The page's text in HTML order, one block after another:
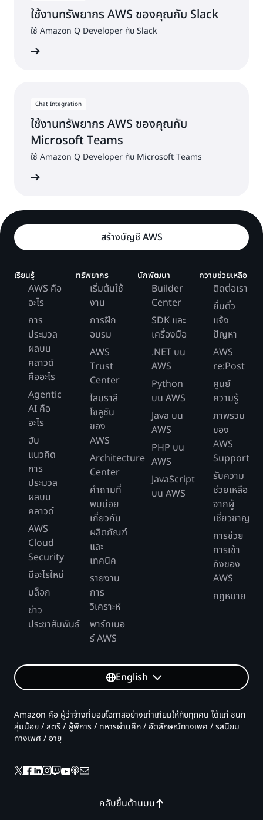
ใช้งานทรัพยากร AWS ของคุณกับ Slack
ใช้ Amazon Q Developer กับ Slack
Chat Integration
ใช้งานทรัพยากร AWS ของคุณกับ
Microsoft Teams
ใช้ Amazon Q Developer กับ Microsoft Teams
สร้างบัญชี AWS
เรียนรู้
AWS คือ
อะไร
การ
ประมวล
ผลบน
คลาวด์
คืออะไร
Agentic
AI คือ
อะไร
ฮับ
แนวคิด
การ
ประมวล
ผลบน
คลาวด์
AWS
Cloud
Security
มีอะไรใหม่
บล็อก
ข่าว
ประชาสัมพันธ์
ทรัพยากร
เริ่มต้นใช้
งาน
การฝึก
อบรม
AWS
Trust
Center
ไลบราลี
โซลูชัน
ของ
AWS
Architecture
Center
คำถามที่
พบบ่อย
เกี่ยวกับ
ผลิตภัณฑ์
และ
เทคนิค
รายงาน
การ
วิเคราะห์
พาร์ทเนอ
ร์ AWS
นักพัฒนา
Builder
Center
SDK และ
เครื่องมือ
.NET บน
AWS
Python
บน AWS
Java บน
AWS
PHP บน
AWS
JavaScript
บน AWS
ความช่วยเหลือ
ติดต่อเรา
ยื่นตั๋ว
แจ้ง
ปัญหา
AWS
re:Post
ศูนย์
ความรู้
ภาพรวม
ของ
AWS
Support
รับความ
ช่วยเหลือ
จากผู้
เชี่ยวชาญ
การช่วย
การเข้า
ถึงของ
AWS
กฎหมาย
English
กลับขึ้นด้านบน
Amazon คือ ผู้ว่าจ้างที่มอบโอกาสอย่างเท่าเทียมให้กับทุกคน ได้แก่ ชนก
ลุ่มน้อย / สตรี / ผู้พิการ / ทหารผ่านศึก / อัตลักษณ์ทางเพศ / รสนิยม
ทางเพศ / อายุ